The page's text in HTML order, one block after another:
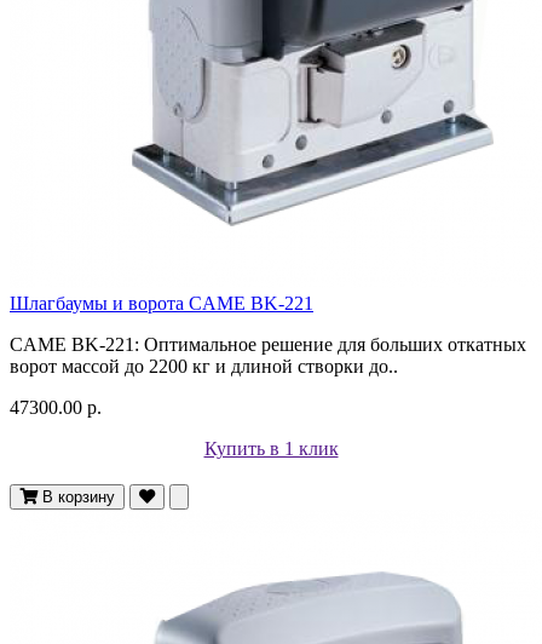
Шлагбаумы и ворота CAME BK-221
CAME BK-221: Оптимальное решение для больших откатных
ворот массой до 2200 кг и длиной створки до..
47300.00 р.
Купить в 1 клик
В корзину